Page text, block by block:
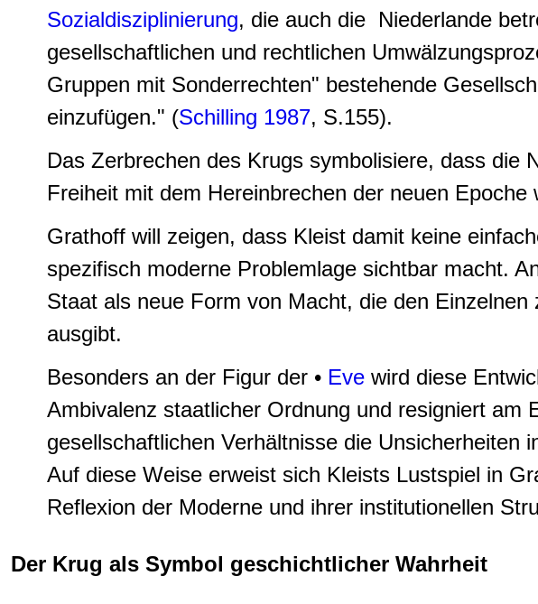
Sozialdisziplinierung, die auch die Niederlande
gesellschaftlichen und rechtlichen
Gruppen mit Sonderrechten" bestehende
einzufügen." (Schilling 1987, S.155).
Das Zerbrechen des Krugs symbolisiere, dass die
Freiheit mit dem Hereinbrechen der neuen Epoche
Grathoff will zeigen, dass Kleist damit keine
spezifisch moderne Problemlage sichtbar macht.
Staat als neue Form von Macht, die den
ausgibt.
Besonders an der Figur der • Eve wird diese
Ambivalenz staatlicher Ordnung und resigniert am
gesellschaftlichen Verhältnisse die Unsicherheiten
Auf diese Weise erweist sich Kleists Lustspiel in
Reflexion der Moderne und ihrer institutionellen
Der Krug als Symbol geschichtlicher Wahrheit